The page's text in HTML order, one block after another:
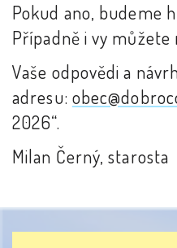
Pokud ano, budeme
Případně i vy
Vaše odpovědi a
adresu:
2026“.
Milan Černý, starosta